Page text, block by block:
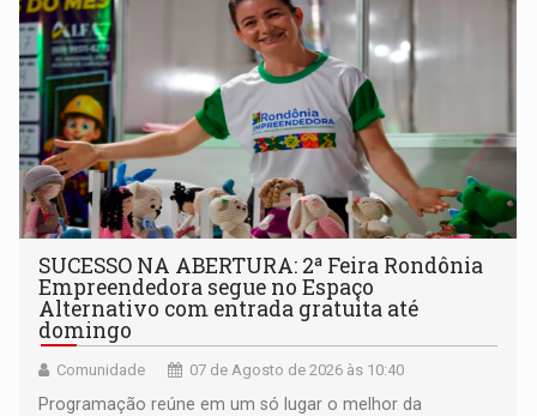
SUCESSO NA ABERTURA: 2ª Feira Rondônia
Empreendedora segue no Espaço
Alternativo com entrada gratuita até
domingo
Comunidade 07 de Agosto de 2026 às 10:40
Programação reúne em um só lugar o melhor da